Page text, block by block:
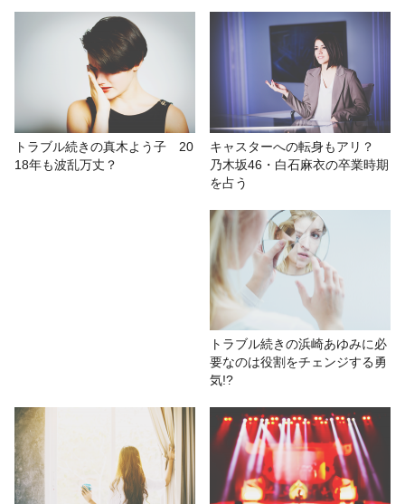
トラブル続きの真木よう子 20
18年も波乱万丈？
キャスターへの転身もアリ？
乃木坂46・白石麻衣の卒業時期
を占う
トラブル続きの浜崎あゆみに必
要なのは役割をチェンジする勇
気!?